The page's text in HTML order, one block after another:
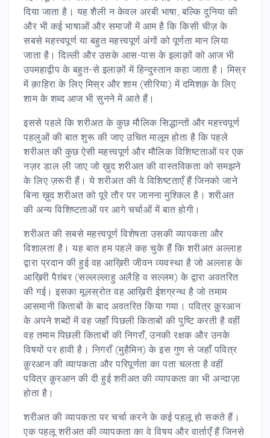
दिया जाता है। यह शैली न केवल अरबी भाषा, बल्कि दुनिया की
और भी कई भाषाओं और समाजों में आम है कि किसी चीज़ के
सबसे महत्त्वपूर्ण या बहुत महत्त्वपूर्ण अंगों को पूर्णता मान लिया
जाता है। दिल्ली और उसके आस-पास के इलाक़ों को आज भी
उपमहाद्वीप के बहुत-से इलाक़ों में हिन्दुस्तान कहा जाता है। मिस्र
में क़ाहिरा के लिए मिस्र और शाम (सीरिया) में दमिशक़ के लिए
शाम के शब्द आज भी सुनने में आते हैं।
इससे पहले कि शरीअत के कुछ मौलिक सिद्धान्तों और महत्त्वपूर्ण
पहलुओं की बात शुरू की जाए उचित मालूम होता है कि पहले
शरीअत की कुछ ऐसी महत्त्वपूर्ण और मौलिक विशिष्टताओं पर एक
नज़र डाल ली जाए जो ख़ुद शरीअत की वास्तविकता को समझने
के लिए ज़रूरी हैं। ये शरीअत की वे विशिष्टताएँ हैं जिनको जाने
बिना ख़ुद शरीअत को पूरे तौर पर जानना मुश्किल है। शरीअत
की अन्य विशिष्टताओं पर आगे चर्चाओं में बात होगी।
शरीअत की सबसे महत्त्वपूर्ण विशेषता उसकी व्यापकता और
विशालता है। यह बात हम पहले कह चुके हैं कि शरीअत अल्लाह
द्वारा प्रदान की हुई वह आख़िरी जीवन व्यवस्था है जो अल्लाह के
आख़िरी पैग़ंबर (सल्लल्लाहु अलैहि व सल्लम) के द्वारा अवतरित
की गई। इसका मूलस्रोत वह आख़िरी ईशग्रन्थ है जो तमाम
आसमानी किताबों के बाद अवतरित किया गया। पवित्र क़ुरआन
के अपने शब्दों में वह जहाँ पिछली किताबों की पुष्टि करती है वहीं
वह तमाम पिछली किताबों की निगराँ, उनकी रक्षक और उनके
विषयों पर हावी है। निगराँ (मुहैमिन) के इस गुण से जहाँ पवित्र
क़ुरआन की व्यापकता और परिपूर्णता का पता चलता है वहीं
पवित्र क़ुरआन की दी हुई शरीअत की व्यापकता का भी अन्दाज़ा
होता है।
शरीअत की व्यापकता पर चर्चा करने के कई पहलू हो सकते हैं।
एक पहलू शरीअत की व्यापकता का वे विषय और वार्ताएँ हैं जिनसे